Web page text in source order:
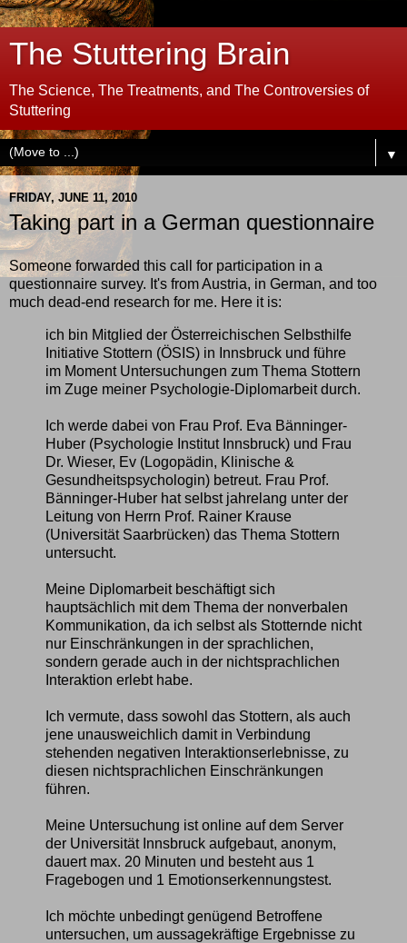
The Stuttering Brain
The Science, The Treatments, and The Controversies of
Stuttering
▼
FRIDAY, JUNE 11, 2010
Taking part in a German questionnaire
Someone forwarded this call for participation in a
questionnaire survey. It's from Austria, in German, and too
much dead-end research for me. Here it is:
ich bin Mitglied der Österreichischen Selbsthilfe
Initiative Stottern (ÖSIS) in Innsbruck und führe
im Moment Untersuchungen zum Thema Stottern
im Zuge meiner Psychologie-Diplomarbeit durch.
Ich werde dabei von Frau Prof. Eva Bänninger-
Huber (Psychologie Institut Innsbruck) und Frau
Dr. Wieser, Ev (Logopädin, Klinische &
Gesundheitspsychologin) betreut. Frau Prof.
Bänninger-Huber hat selbst jahrelang unter der
Leitung von Herrn Prof. Rainer Krause
(Universität Saarbrücken) das Thema Stottern
untersucht.
Meine Diplomarbeit beschäftigt sich
hauptsächlich mit dem Thema der nonverbalen
Kommunikation, da ich selbst als Stotternde nicht
nur Einschränkungen in der sprachlichen,
sondern gerade auch in der nichtsprachlichen
Interaktion erlebt habe.
Ich vermute, dass sowohl das Stottern, als auch
jene unausweichlich damit in Verbindung
stehenden negativen Interaktionserlebnisse, zu
diesen nichtsprachlichen Einschränkungen
führen.
Meine Untersuchung ist online auf dem Server
der Universität Innsbruck aufgebaut, anonym,
dauert max. 20 Minuten und besteht aus 1
Fragebogen und 1 Emotionserkennungstest.
Ich möchte unbedingt genügend Betroffene
untersuchen, um aussagekräftige Ergebnisse zu